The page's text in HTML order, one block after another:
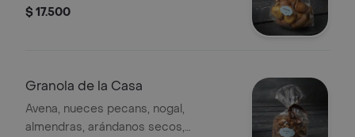
$ 17.500
Granola de la Casa
Avena, nueces pecans, nogal,
almendras, arándanos secos,